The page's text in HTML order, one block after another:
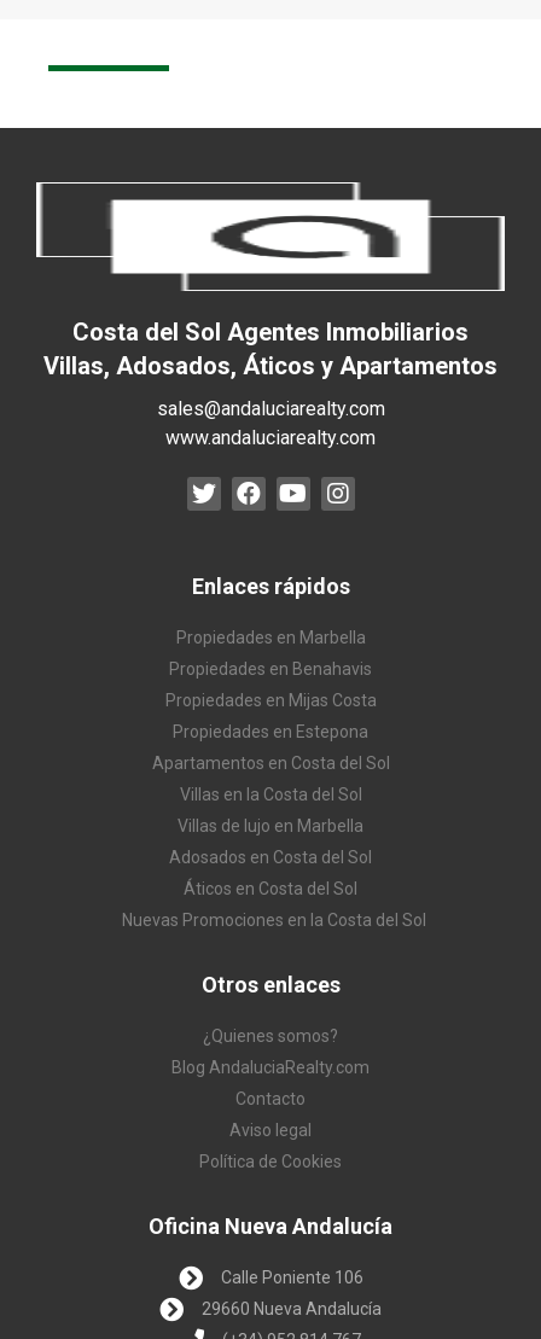
Costa del Sol Agentes Inmobiliarios
Villas, Adosados, Áticos y Apartamentos
sales@andaluciarealty.com
www.andaluciarealty.com
Enlaces rápidos
Propiedades en Marbella
Propiedades en Benahavis
Propiedades en Mijas Costa
Propiedades en Estepona
Apartamentos en Costa del Sol
Villas en la Costa del Sol
Villas de lujo en Marbella
Adosados en Costa del Sol
Áticos en Costa del Sol
Nuevas Promociones en la Costa del Sol
Otros enlaces
¿Quienes somos?
Blog AndaluciaRealty.com
Contacto
Aviso legal
Política de Cookies
Oficina Nueva Andalucía
Calle Poniente 106
29660 Nueva Andalucía